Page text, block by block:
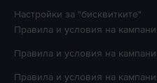
Настройки за "бисквитките"
Правила и условия на
Правила и условия на
Правила и условия на